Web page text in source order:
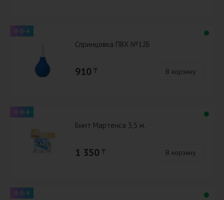
0-0-4
Спринцовка ПВХ №12Б
910 ₸ В корзину
0-0-4
Бинт Мартенса 3,5 м.
1 350 ₸ В корзину
0-0-4